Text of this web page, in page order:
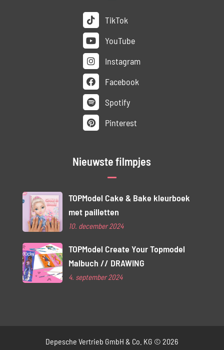
TikTok
YouTube
Instagram
Facebook
Spotify
Pinterest
Nieuwste filmpjes
TOPModel Cake & Bake kleurboek
met pailletten
10. december 2024
TOPModel Create Your Topmodel
Malbuch // DRAWING
4. september 2024
Depesche Vertrieb GmbH & Co. KG © 2026